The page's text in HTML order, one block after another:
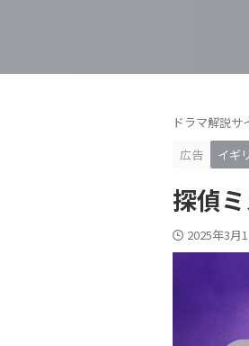
ドラマ解説サ
広告
イギ
探偵
2025年3月